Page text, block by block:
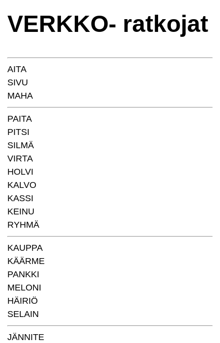
VERKKO- ratkojat
AITA
SIVU
MAHA
PAITA
PITSI
SILMÄ
VIRTA
HOLVI
KALVO
KASSI
KEINU
RYHMÄ
KAUPPA
KÄÄRME
PANKKI
MELONI
HÄIRIÖ
SELAIN
JÄNNITE